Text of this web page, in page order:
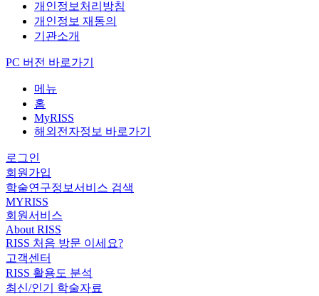
개인정보처리방침
개인정보 재동의
기관소개
PC 버전 바로가기
메뉴
홈
MyRISS
해외전자정보 바로가기
로그인
회원가입
학술연구정보서비스 검색
MYRISS
회원서비스
About RISS
RISS 처음 방문 이세요?
고객센터
RISS 활용도 분석
최신/인기 학술자료